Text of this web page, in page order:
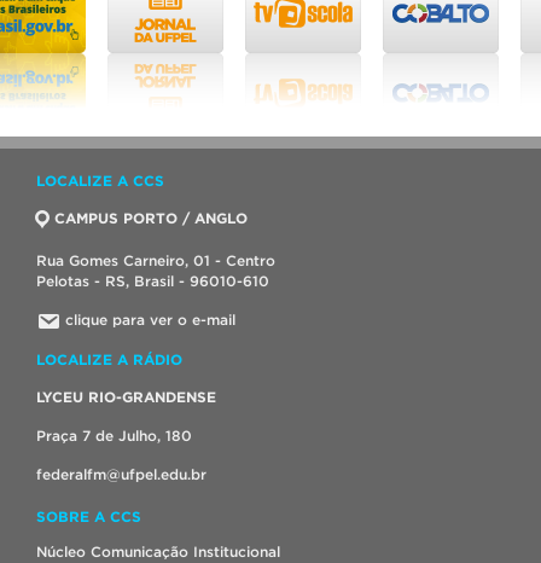
LOCALIZE A CCS
CAMPUS PORTO / ANGLO
Rua Gomes Carneiro, 01 - Centro
Pelotas - RS, Brasil - 96010-610
clique para ver o e-mail
LOCALIZE A RÁDIO
LYCEU RIO-GRANDENSE
Praça 7 de Julho, 180
federalfm@ufpel.edu.br
SOBRE A CCS
Núcleo Comunicação Institucional